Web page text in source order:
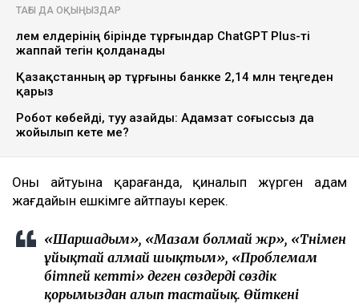
ТАҒЫ ДА ОҚЫҢЫЗДАР
Әлем елдерінің бірінде тұрғындар ChatGPT Plus-ті
жаппай тегін қолданады
Қазақстанның әр тұрғыны банкке 2,14 млн теңгеден
қарыз
Робот көбейді, туу азайды: Адамзат соғыссыз да
жойылып кете ме?
Оның айтуына қарағанда, қиналып жүрген адам
жағдайын ешкімге айтпауы керек.
«Шаршадым», «Мазам болмай жүр», «Түнімен
ұйықтай алмай шықтым», «Проблемам
бітпей кетті» деген сөздерді сөздік
қорымыздан алып тастайық. Өйткені